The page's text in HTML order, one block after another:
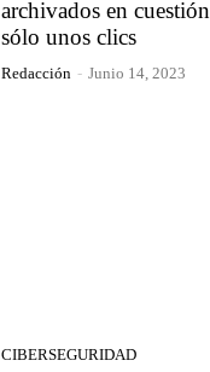
archivados en
sólo unos clics
Redacción - Junio 14, 2023
CIBERSEGURIDAD